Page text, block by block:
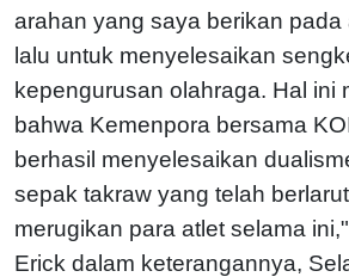
arahan yang saya berikan pada
lalu untuk menyelesaikan
kepengurusan olahraga. Hal ini
bahwa Kemenpora bersama
berhasil menyelesaikan
sepak takraw yang telah
merugikan para atlet selama
Erick dalam keterangannya,